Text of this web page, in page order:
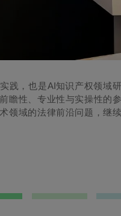
践，也是AI知识产权领域
瞻性、专业性与实操性的
领域的法律前沿问题，继